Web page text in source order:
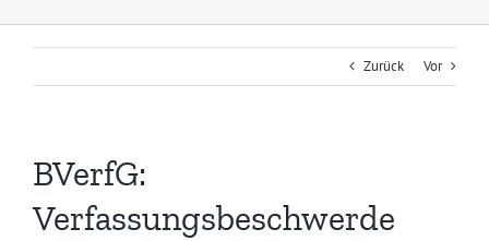
Zurück Vor
BVerfG:
Verfassungsbeschwerde